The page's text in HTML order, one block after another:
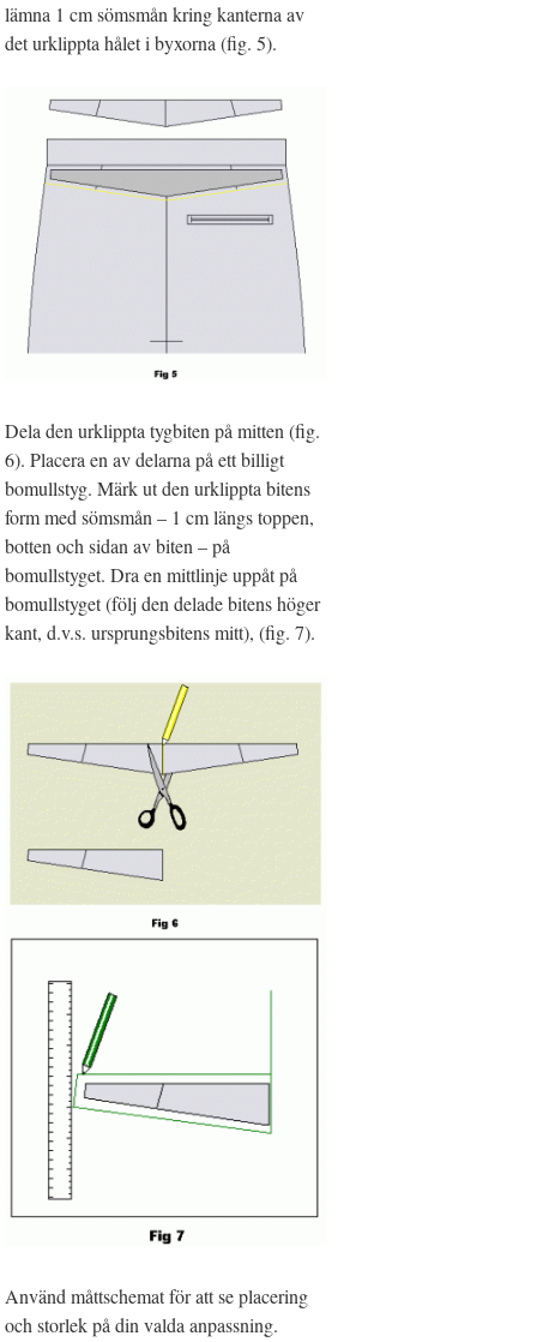
lämna 1 cm sömsmån kring kanterna av
det urklippta hålet i byxorna (fig. 5).
Dela den urklippta tygbiten på mitten (fig.
6). Placera en av delarna på ett billigt
bomullstyg. Märk ut den urklippta bitens
form med sömsmån – 1 cm längs toppen,
botten och sidan av biten – på
bomullstyget. Dra en mittlinje uppåt på
bomullstyget (följ den delade bitens höger
kant, d.v.s. ursprungsbitens mitt), (fig. 7).
Använd måttschemat för att se placering
och storlek på din valda anpassning.